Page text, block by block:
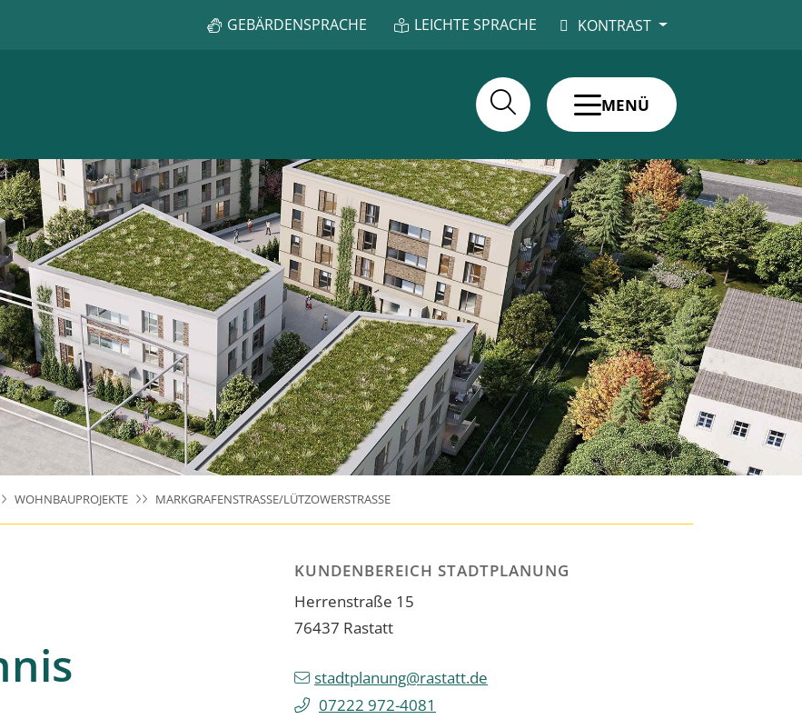
GEBÄRDENSPRACHE LEICHTE SPRACHE KONTRAST
MENÜ
WOHNBAUPROJEKTE MARKGRAFENSTRASSE/LÜTZOWERSTRASSE
KUNDENBEREICH STADTPLANUNG
Herrenstraße 15
76437 Rastatt
stadtplanung@rastatt.de
07222 972-4081